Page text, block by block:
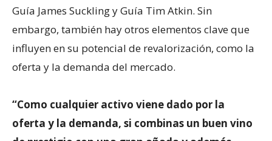
Guía James Suckling y Guía Tim Atkin. Sin
embargo, también hay otros elementos clave que
influyen en su potencial de revalorización, como la
oferta y la demanda del mercado.
“Como cualquier activo viene dado por la
oferta y la demanda, si combinas un buen vino